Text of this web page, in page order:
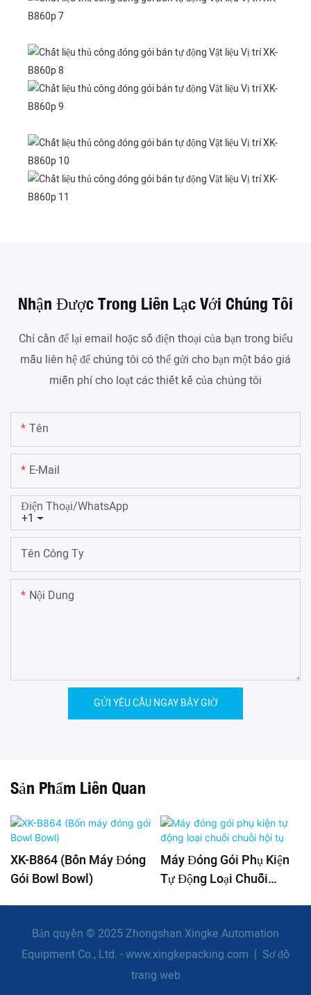
Nhận Được Trong Liên Lạc Với Chúng Tôi
Chỉ cần để lại email hoặc số điện thoại của bạn trong biểu
mẫu liên hệ để chúng tôi có thể gửi cho bạn một báo giá
miễn phí cho loạt các thiết kế của chúng tôi
Tên
E-Mail
+1
Điện Thoại/WhatsApp
Tên Công Ty
Nội Dung
GỬI YÊU CẦU NGAY BÂY GIỜ
Sản Phẩm Liên Quan
XK-B864 (Bốn Máy Đóng
Gói Bowl Bowl)
Máy Đóng Gói Phụ Kiện
Tự Động Loại Chuỗi
Bản quyền © 2025 Zhongshan Xingke Automation
Equipment Co., Ltd. - www.xingkepacking.com | Sơ đồ
trang web